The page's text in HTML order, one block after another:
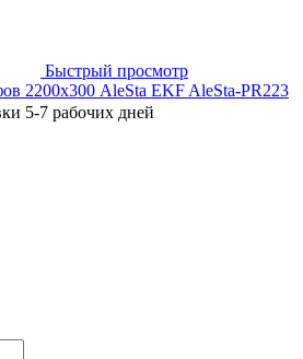
Быстрый просмотр
2200х300 AleSta EKF AleSta-PR223
5-7 рабочих дней